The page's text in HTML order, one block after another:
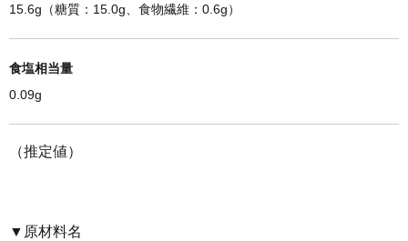
15.6g（糖質：15.0g、食物繊維：0.6g）
食塩相当量
0.09g
（推定値）
▼原材料名